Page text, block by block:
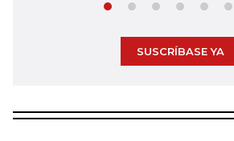
SUSCRÍBASE YA